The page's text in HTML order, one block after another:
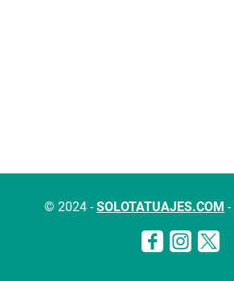
© 2024 -SOLOTATUAJES.COM -